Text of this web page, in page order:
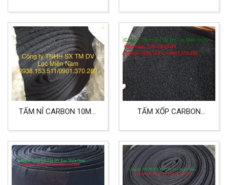
MÙI KHÔNG KHÍ
TẤM NỈ CARBON 10MM
LỌC KHÍ CÔNG NGHIỆP
TẤM XỐP CARBON
KHÍ KHỬ MÙI